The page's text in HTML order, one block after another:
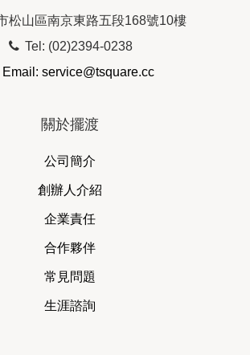
松山區南京東路五段168號10樓
Tel: (02)2394-0238
Email: service@tsquare.cc
關於擺渡
公司簡介
創辦人介紹
企業責任
合作夥伴
常見問題
生涯諮詢